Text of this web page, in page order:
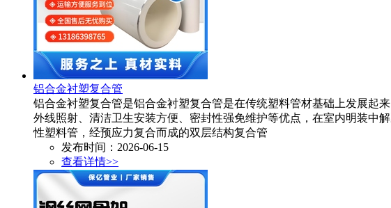
铝合金衬塑复合管
铝合金衬塑复合管是铝合金衬塑复合管是在传统塑料管材基础上发展起
外线照射、清洁卫生安装方便、密封性强免维护等优点，在室内明装中
性塑料管，经预应力复合而成的双层结构复合管
发布时间：2026-06-15
查看详情>>